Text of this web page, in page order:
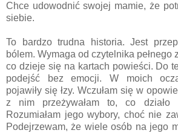
Chce udowodnić swojej mamie, że
siebie.
To bardzo trudna historia. Jest
bólem. Wymaga od czytelnika pełnego
co dzieje się na kartach powieści. Do
podejść bez emocji. W moich
pojawiły się łzy. Wczułam się w
z nim przeżywałam to, co
Rozumiałam jego wybory, choć nie
Podejrzewam, że wiele osób na jego